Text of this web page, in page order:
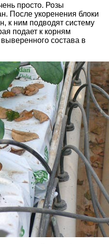
просто. Розы
После укоренения блоки
к ним подводят систему
подает к корням
состава в